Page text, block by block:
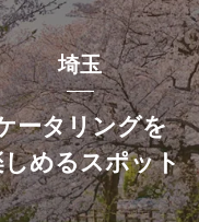
埼玉
ータリングを
めるスポット